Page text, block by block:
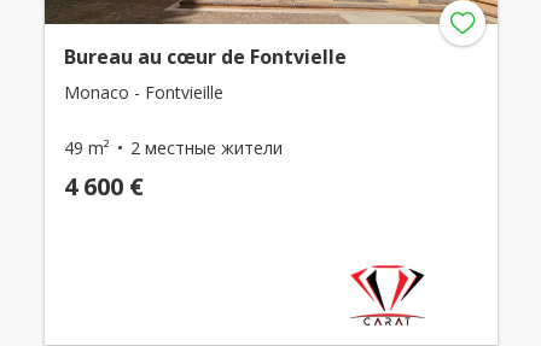
Bureau au cœur de Fontvielle
Monaco - Fontvieille
49 m² 2 местные жители
4 600 €